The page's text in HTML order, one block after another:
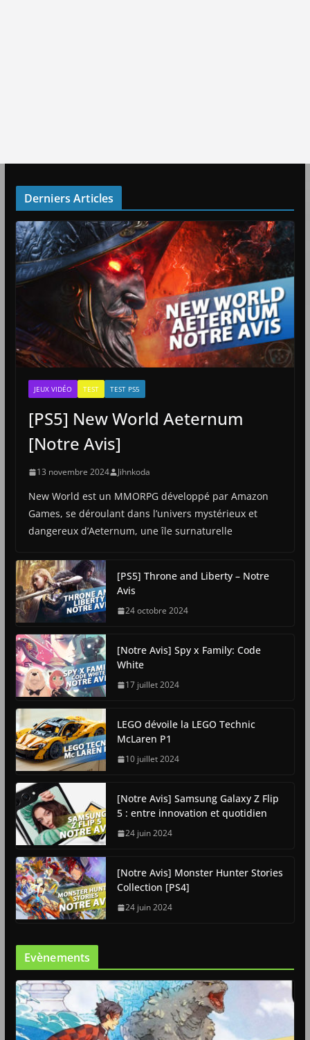
Derniers Articles
JEUX VIDÉO TEST TEST PS5
[PS5] New World Aeternum
[Notre Avis]
13 novembre 2024 Jihnkoda
New World est un MMORPG développé par Amazon
Games, se déroulant dans l’univers mystérieux et
dangereux d’Aeternum, une île surnaturelle
[PS5] Throne and Liberty – Notre
Avis
24 octobre 2024
[Notre Avis] Spy x Family: Code
White
17 juillet 2024
LEGO dévoile la LEGO Technic
McLaren P1
10 juillet 2024
[Notre Avis] Samsung Galaxy Z Flip
5 : entre innovation et quotidien
24 juin 2024
[Notre Avis] Monster Hunter Stories
Collection [PS4]
24 juin 2024
Evènements